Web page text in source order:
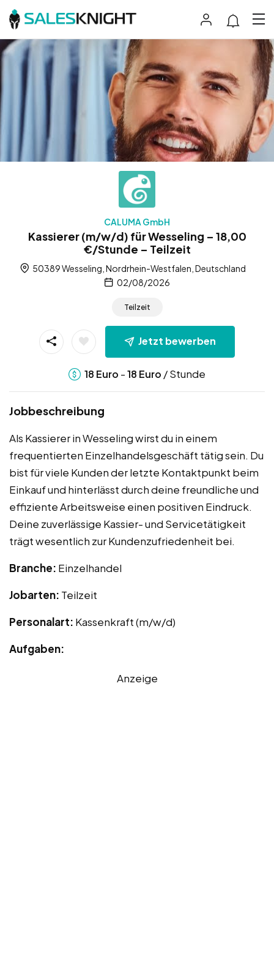
CALUMA GmbH
Kassierer (m/w/d) für Wesseling – 18,00
€/Stunde – Teilzeit
50389 Wesseling, Nordrhein-Westfalen, Deutschland
02/08/2026
Teilzeit
Jetzt bewerben
18 Euro -18 Euro / Stunde
Jobbeschreibung
Als Kassierer in Wesseling wirst du in einem
frequentierten Einzelhandelsgeschäft tätig sein. Du
bist für viele Kunden der letzte Kontaktpunkt beim
Einkauf und hinterlässt durch deine freundliche und
effiziente Arbeitsweise einen positiven Eindruck.
Deine zuverlässige Kassier- und Servicetätigkeit
trägt wesentlich zur Kundenzufriedenheit bei.
Branche: Einzelhandel
Jobarten: Teilzeit
Personalart: Kassenkraft (m/w/d)
Aufgaben:
Anzeige